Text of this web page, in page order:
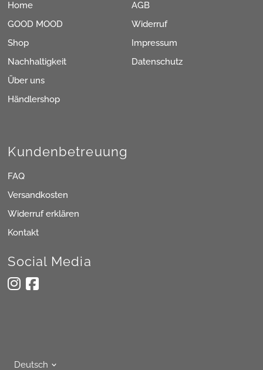
Home
GOOD MOOD
Shop
Nachhaltigkeit
Über uns
Händlershop
AGB
Widerruf
Impressum
Datenschutz
Kundenbetreuung
FAQ
Versandkosten
Widerruf erklären
Kontakt
Social Media
Deutsch